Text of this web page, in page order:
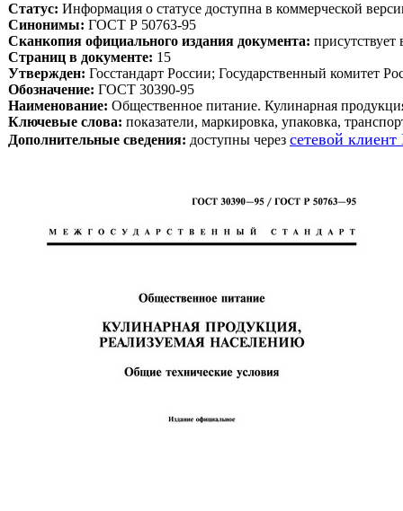
Статус: Информация о статусе доступна в коммерческой
Синонимы: ГОСТ Р 50763-95
Сканкопия официального издания документа:
Страниц в документе: 15
Утвержден: Госстандарт России; Государственный комитет
Обозначение: ГОСТ 30390-95
Наименование: Общественное питание. Кулинарная
Ключевые слова: показатели, маркировка, упаковка,
Дополнительные сведения: доступны через сетевой клиент